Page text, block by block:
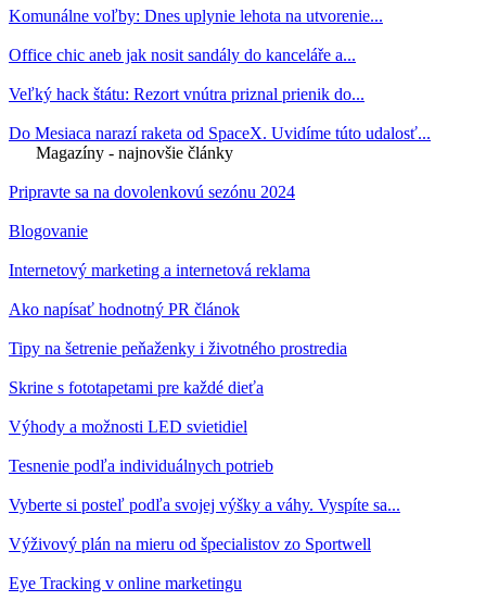
Komunálne voľby: Dnes uplynie lehota na utvorenie...
Office chic aneb jak nosit sandály do kanceláře a...
Veľký hack štátu: Rezort vnútra priznal prienik do...
Do Mesiaca narazí raketa od SpaceX. Uvidíme túto udalosť...
Magazíny - najnovšie články
Pripravte sa na dovolenkovú sezónu 2024
Blogovanie
Internetový marketing a internetová reklama
Ako napísať hodnotný PR článok
Tipy na šetrenie peňaženky i životného prostredia
Skrine s fototapetami pre každé dieťa
Výhody a možnosti LED svietidiel
Tesnenie podľa individuálnych potrieb
Vyberte si posteľ podľa svojej výšky a váhy. Vyspíte sa...
Výživový plán na mieru od špecialistov zo Sportwell
Eye Tracking v online marketingu